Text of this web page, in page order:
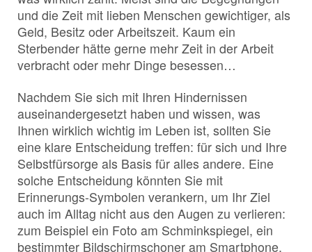
und die Zeit mit lieben Menschen gewichtiger, als
Geld, Besitz oder Arbeitszeit. Kaum ein
Sterbender hätte gerne mehr Zeit in der Arbeit
verbracht oder mehr Dinge besessen…
Nachdem Sie sich mit Ihren Hindernissen
auseinandergesetzt haben und wissen, was
Ihnen wirklich wichtig im Leben ist, sollten Sie
eine klare Entscheidung treffen: für sich und Ihre
Selbstfürsorge als Basis für alles andere. Eine
solche Entscheidung könnten Sie mit
Erinnerungs-Symbolen verankern, um Ihr Ziel
auch im Alltag nicht aus den Augen zu verlieren:
zum Beispiel ein Foto am Schminkspiegel, ein
bestimmter Bildschirmschoner am Smartphone,